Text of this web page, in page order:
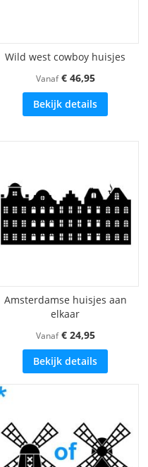
Wild west cowboy huisjes
Vanaf € 46,95
Bekijk details
Amsterdamse huisjes aan
elkaar
Vanaf € 24,95
Bekijk details